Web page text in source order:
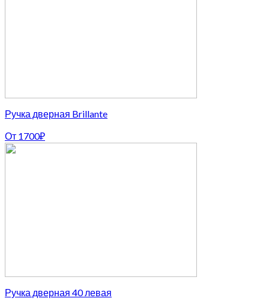
Ручка дверная Brillante
От 1700₽
Ручка дверная 40 левая